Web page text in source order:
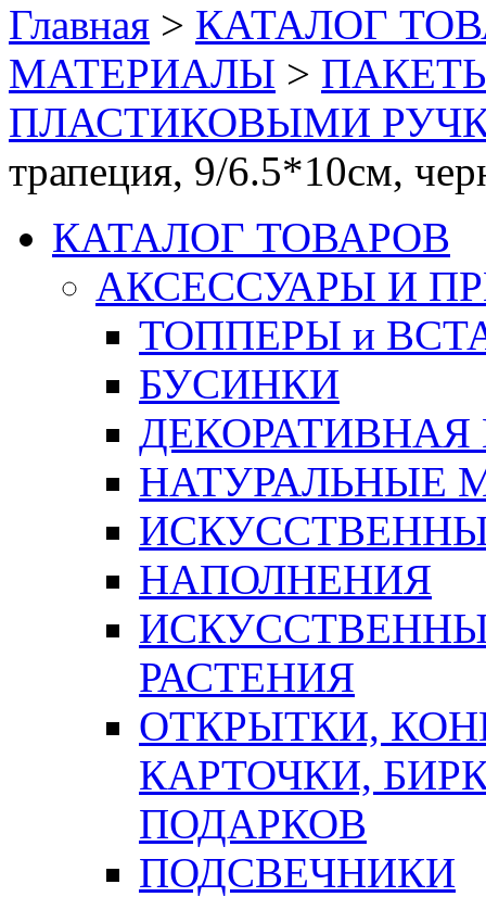
Главная > КАТАЛОГ
МАТЕРИАЛЫ >
ПЛАСТИКОВЫМИ
трапеция, 9/6.5*10см,
КАТАЛОГ ТОВАРОВ
АКСЕССУАРЫ И
ТОППЕРЫ и
БУСИНКИ
ДЕКОРАТИВНАЯ
НАТУРАЛЬНЫЕ
НАПОЛНЕНИЯ
РАСТЕНИЯ
ОТКРЫТКИ,
КАРТОЧКИ,
ПОДАРКОВ
ПОДСВЕЧНИКИ